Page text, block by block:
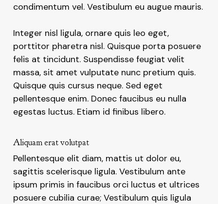
condimentum vel. Vestibulum eu augue mauris.
Integer nisl ligula, ornare quis leo eget,
porttitor pharetra nisl. Quisque porta posuere
felis at tincidunt. Suspendisse feugiat velit
massa, sit amet vulputate nunc pretium quis.
Quisque quis cursus neque. Sed eget
pellentesque enim. Donec faucibus eu nulla
egestas luctus. Etiam id finibus libero.
Aliquam erat volutpat
Pellentesque elit diam, mattis ut dolor eu,
sagittis scelerisque ligula. Vestibulum ante
ipsum primis in faucibus orci luctus et ultrices
posuere cubilia curae; Vestibulum quis ligula